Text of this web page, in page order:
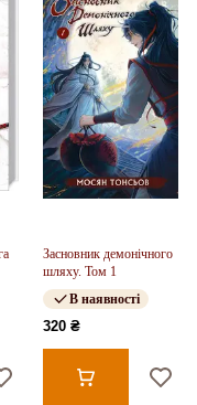
Засновник демонічного
шляху. Том 1
В наявності
320 ₴